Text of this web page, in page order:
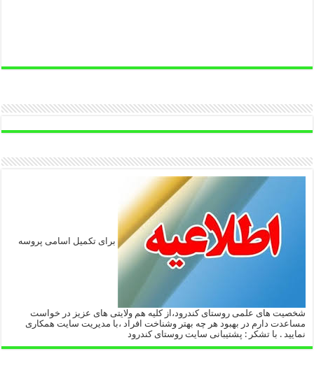
برای تکمیل اسامی پروسه
شخصیت های علمی روستای کندرود،از کلیه هم ولایتی های عزیز در خواست
مساعدت دارم در بهبود هر چه بهتر وشناخت افراد ،با مدیریت سایت همکاری
نمایید . با تشکر : پشتیبانی سایت روستای کندرود